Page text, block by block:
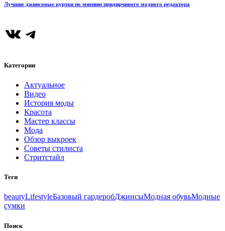
Лучшие джинсовые куртки по мнению придирчивого модного редактора
ВКонтакте
Telegram
Категории
Актуальное
Видео
История моды
Красота
Мастер классы
Мода
Обзор выкроек
Советы стилиста
Стритстайл
Теги
beautyLifestyleБазовый гардеробДжинсыМодная обувьМодные
сумки
Поиск